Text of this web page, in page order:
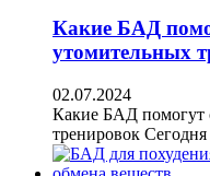
Какие БАД
утомительных
02.07.2024
Какие БАД помогут
тренировок